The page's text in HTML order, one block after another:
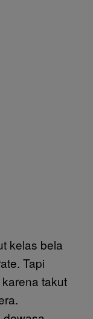
kelas bela
Tapi
takut